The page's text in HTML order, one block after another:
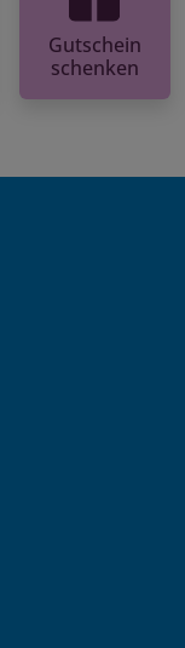
Gutschein
schenken